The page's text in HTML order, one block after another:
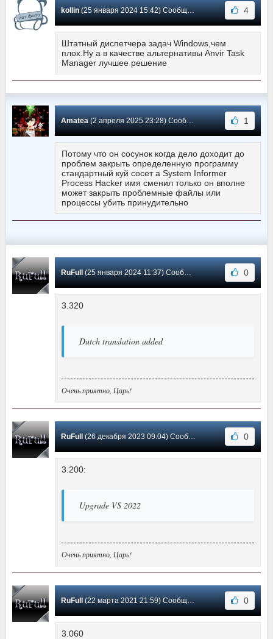
kollin(25 января 2024 15:42) Сообщение #45 4
Штатный диспетчера задач Windows,чем
плох.Ну а в качестве альтернативы Anvir Task
Manager лучшее решение
Amatea(2 апреля 2025 23:28) Сообщение #44 1
Потому что он сосунок когда дело доходит до
проблем закрыть определенную программу
стандартный куй сосет а System Informer
Process Hacker имя сменил только он вполне
может закрыть проблемные файлы или
процессы убить принудительно
RuFull(25 января 2024 11:37) Сообщение #43 0
3.320
Dutch translation added
Очень приятно, Царь!
RuFull(26 декабря 2023 09:04) Сообщение #42 0
3.200:
Upgrade VS 2022
Очень приятно, Царь!
RuFull(22 марта 2021 21:59) Сообщение #41 0
3.060